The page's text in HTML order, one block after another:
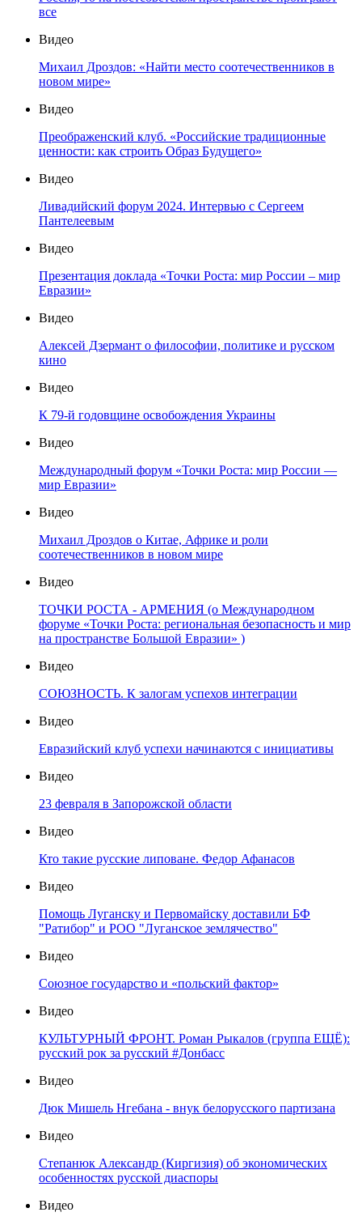
все
Видео
Михаил Дроздов: «Найти место соотечественников в
новом мире»
Видео
Преображенский клуб. «Российские традиционные
ценности: как строить Образ Будущего»
Видео
Ливадийский форум 2024. Интервью с Сергеем
Пантелеевым
Видео
Презентация доклада «Точки Роста: мир России – мир
Евразии»
Видео
Алексей Дзермант о философии, политике и русском
кино
Видео
К 79-й годовщине освобождения Украины
Видео
Международный форум «Точки Роста: мир России —
мир Евразии»
Видео
Михаил Дроздов о Китае, Африке и роли
соотечественников в новом мире
Видео
ТОЧКИ РОСТА - АРМЕНИЯ (о Международном
форуме «Точки Роста: региональная безопасность и мир
на пространстве Большой Евразии» )
Видео
СОЮЗНОСТЬ. К залогам успехов интеграции
Видео
Евразийский клуб успехи начинаются с инициативы
Видео
23 февраля в Запорожской области
Видео
Кто такие русские липоване. Федор Афанасов
Видео
Помощь Луганску и Первомайску доставили БФ
"Ратибор" и РОО "Луганское землячество"
Видео
Союзное государство и «польский фактор»
Видео
КУЛЬТУРНЫЙ ФРОНТ. Роман Рыкалов (группа ЕЩЁ):
русский рок за русский #Донбасс
Видео
Дюк Мишель Нгебана - внук белорусского партизана
Видео
Степанюк Александр (Киргизия) об экономических
особенностях русской диаспоры
Видео